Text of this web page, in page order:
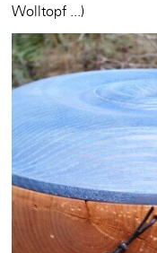
Wolltopf ...)